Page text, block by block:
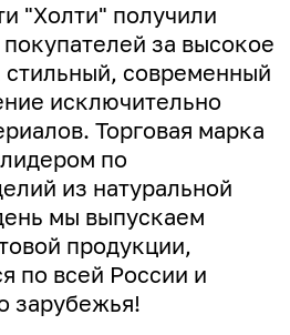
"Холти" получили
за высокое
стильный, современный
исключительно
Торговая марка
по
из натуральной
мы выпускаем
продукции,
по всей России и
зарубежья!